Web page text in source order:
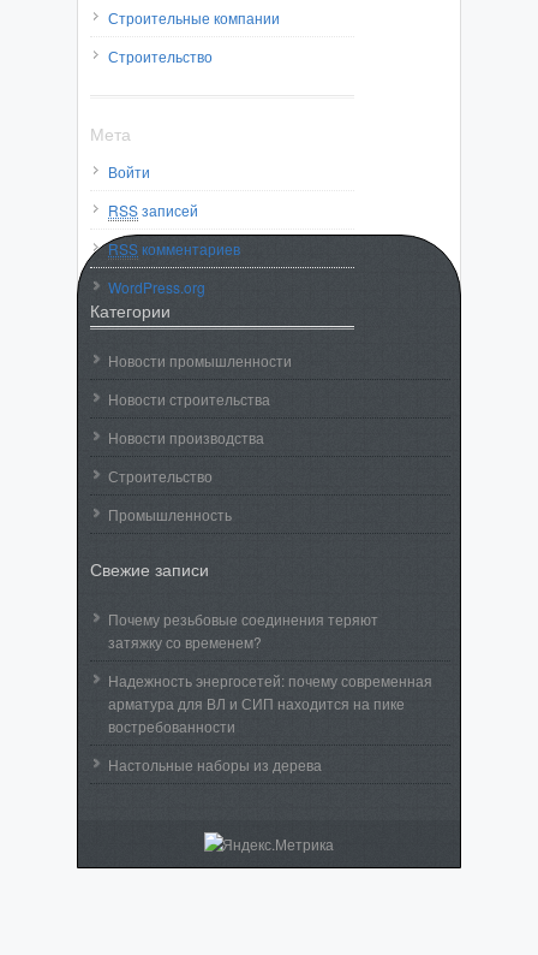
Строительные компании
Строительство
Мета
Войти
RSSзаписей
RSSкомментариев
WordPress.org
Категории
Новости промышленности
Новости строительства
Новости производства
Строительство
Промышленность
Свежие записи
Почему резьбовые соединения теряют
затяжку со временем?
Надежность энергосетей: почему современная
арматура для ВЛ и СИП находится на пике
востребованности
Настольные наборы из дерева